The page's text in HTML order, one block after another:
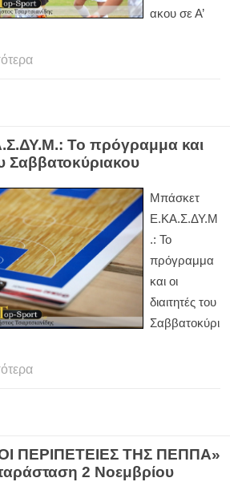
ακου σε Α’
Το πρόγραμμα και
Σαββατοκύριακου
Μπάσκετ
Ε.ΚΑ.Σ.ΔΥ.Μ
.: Το
πρόγραμμα
και οι
διαιτητές του
Σαββατοκύρι
ΠΕΡΙΠΕΤΕΙΕΣ ΤΗΣ ΠΕΠΠΑ»
2 Νοεμβρίου